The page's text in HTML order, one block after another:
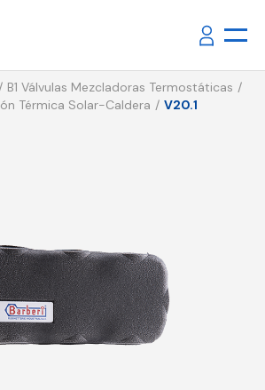
B1 Válvulas Mezcladoras Termostáticas
Térmica Solar-Caldera
V20.1